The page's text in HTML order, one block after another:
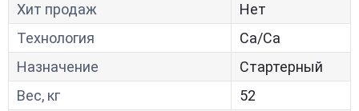
Хит продаж
Нет
Технология
Са/Са
Назначение
Стартерный
Вес, кг
52